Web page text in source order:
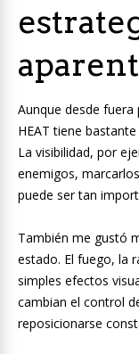
Aunque desde
HEAT tiene
La visibilidad, por
enemigos,
puede ser tan
También me gustó
estado. El fuego, la
simples efectos
cambian el control
reposicionarse